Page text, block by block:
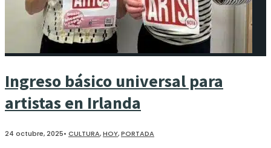
Ingreso básico universal para
artistas en Irlanda
24 octubre, 2025• CULTURA,HOY,PORTADA